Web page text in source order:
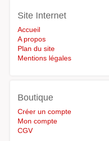
Site Internet
Accueil
A propos
Plan du site
Mentions légales
Boutique
Créer un compte
Mon compte
CGV